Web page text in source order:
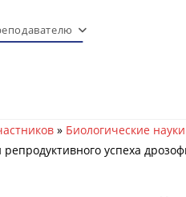
» Биологические науки
успеха